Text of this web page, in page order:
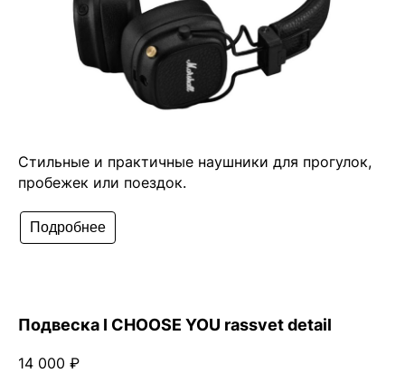
Стильные и практичные наушники для прогулок,
пробежек или поездок.
Подробнее
Подвеска I CHOOSE YOU rassvet detail
14 000 ₽